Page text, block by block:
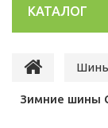
КАТАЛОГ
Зимние шины